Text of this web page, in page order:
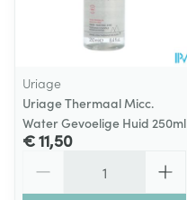
Uriage
Uriage Thermaal Micc.
Water Gevoelige Huid 250ml
€ 11,50